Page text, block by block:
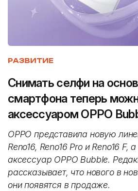
РАЗВИТИЕ
Снимать селфи на
смартфона теперь
аксессуаром OPPO
OPPO представила новую
Reno16, Reno16 Pro и Reno16 F,
аксессуар OPPO Bubble.
рассказывает, что нового в
они появятся в продаже.